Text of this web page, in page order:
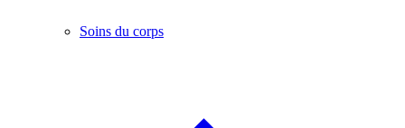
Soins du corps